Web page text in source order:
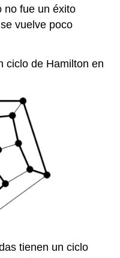
no fue un éxito
vuelve poco
ciclo de Hamilton en
tienen un ciclo